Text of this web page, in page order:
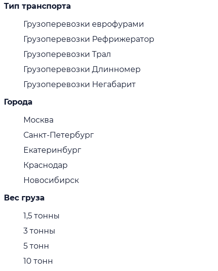
Тип транспорта
Грузоперевозки еврофурами
Грузоперевозки Рефрижератор
Грузоперевозки Трал
Грузоперевозки Длинномер
Грузоперевозки Негабарит
Города
Москва
Санкт-Петербург
Екатеринбург
Краснодар
Новосибирск
Вес груза
1,5 тонны
3 тонны
5 тонн
10 тонн